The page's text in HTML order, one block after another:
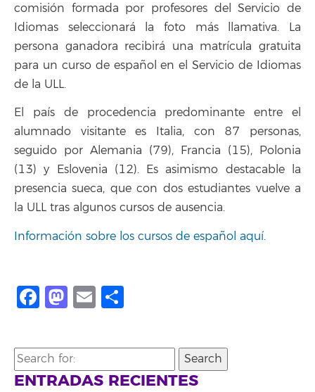
comisión formada por profesores del Servicio de
Idiomas seleccionará la foto más llamativa. La
persona ganadora recibirá una matrícula gratuita
para un curso de español en el Servicio de Idiomas
de la ULL.
El país de procedencia predominante entre el
alumnado visitante es Italia, con 87 personas,
seguido por Alemania (79), Francia (15), Polonia
(13) y Eslovenia (12). Es asimismo destacable la
presencia sueca, que con dos estudiantes vuelve a
la ULL tras algunos cursos de ausencia.
Información sobre los cursos de español aquí.
Facebook
Mastodon
Email
Search
for:
ENTRADAS RECIENTES